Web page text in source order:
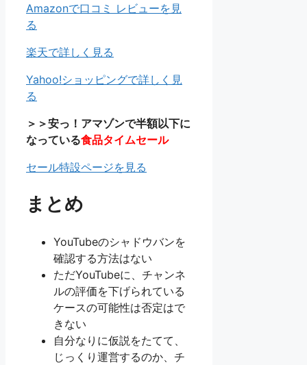
Amazonで口コミ レビューを見
る
楽天で詳しく見る
Yahoo!ショッピングで詳しく見
る
＞＞安っ！アマゾンで半額以下に
なっている食品タイムセール
セール特設ページを見る
まとめ
YouTubeのシャドウバンを
確認する方法はない
ただYouTubeに、チャンネ
ルの評価を下げられている
ケースの可能性は否定はで
きない
自分なりに仮説をたてて、
じっくり運営するのか、チ